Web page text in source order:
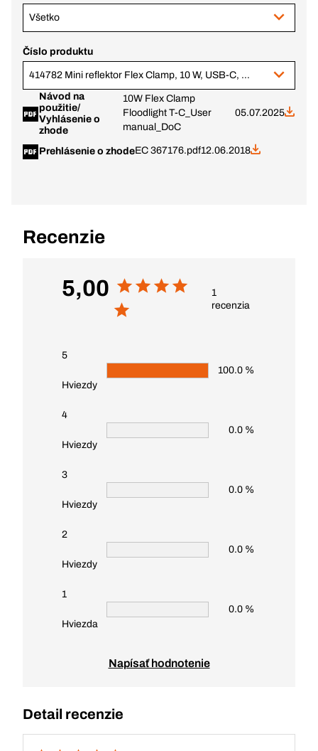
Všetko
Číslo produktu
414782 Mini reflektor Flex Clamp, 10 W, USB-C, s príslušenstvom
Návod na
použitie/
Vyhlásenie o
zhode
10W Flex Clamp
Floodlight T-C_User
manual_DoC
05.07.2025
Prehlásenie o zhodeEC 367176.pdf12.06.2018
Recenzie
5,00
1
recenzia
5
Hviezdy
100.0 %
4
Hviezdy
0.0 %
3
Hviezdy
0.0 %
2
Hviezdy
0.0 %
1
Hviezda
0.0 %
Napísať hodnotenie
Detail recenzie